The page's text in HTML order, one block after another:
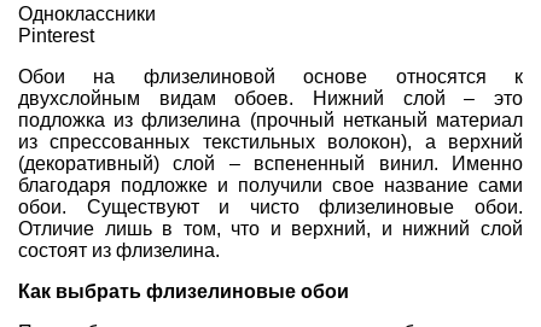
Одноклассники
Pinterest
Обои на флизелиновой основе относятся к
двухслойным видам обоев. Нижний слой – это
подложка из флизелина (прочный нетканый материал
из спрессованных текстильных волокон), а верхний
(декоративный) слой – вспененный винил. Именно
благодаря подложке и получили свое название сами
обои. Существуют и чисто флизелиновые обои.
Отличие лишь в том, что и верхний, и нижний слой
состоят из флизелина.
Как выбрать флизелиновые обои